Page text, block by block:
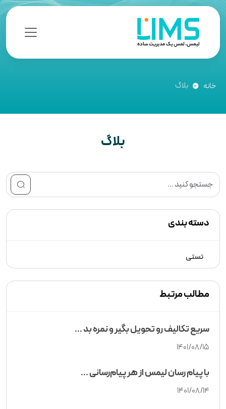
خانه بلاگ
بلاگ
دسته بندی
تستی
مطالب مرتبط
سریع تکالیف رو تحویل بگیر و نمره بد ...
1401/08/15
با پیام رسان لیمس از هر پیام‌رسانی ...
1401/08/14